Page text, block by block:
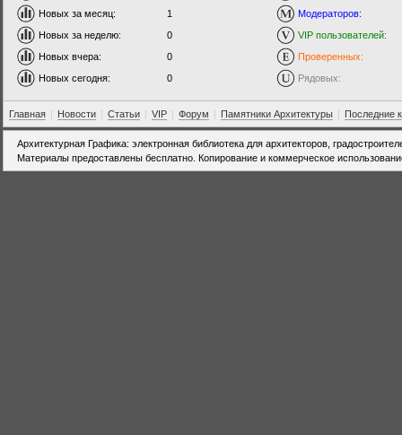
Новых за месяц:
1
Новых за неделю:
0
Новых вчера:
0
Новых сегодня:
0
Модераторов:
VIP пользователей:
Проверенных:
Рядовых:
Главная | Новости | Статьи | VIP | Форум | Памятники Архитектуры | Последние
Архитектурная Графика: электронная библиотека для архитекторов,
Материалы предоставлены бесплатно. Копирование и коммерческое